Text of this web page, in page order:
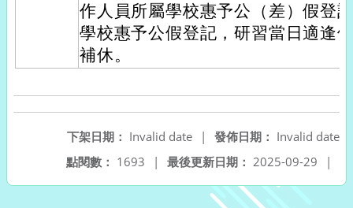
作人員所屬學校惠予公（差）假登
學校惠予公假登記，研習當日適逢
補休。
發佈日期： Invalid date
下架日期： Invalid date
|
最後更新日期： 2025-09-29 |
點閱數： 1693 |